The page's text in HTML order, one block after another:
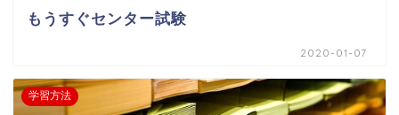
もうすぐセンター試験
2020-01-07
学習方法